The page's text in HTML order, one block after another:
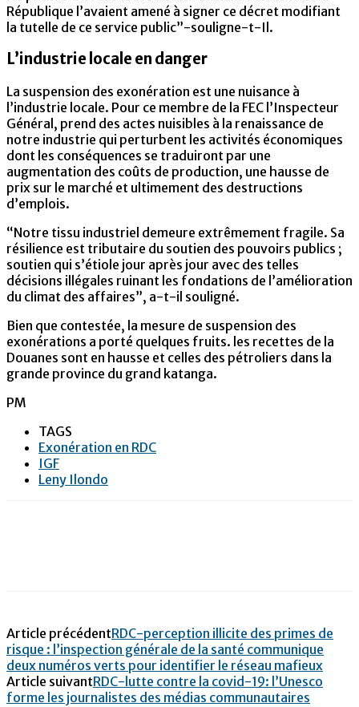
République l’avaient amené à signer ce décret modifiant
la tutelle de ce service public”-souligne-t-Il.
L’industrie locale en danger
La suspension des exonération est une nuisance à
l’industrie locale. Pour ce membre de la FEC l’Inspecteur
Général, prend des actes nuisibles à la renaissance de
notre industrie qui perturbent les activités économiques
dont les conséquences se traduiront par une
augmentation des coûts de production, une hausse de
prix sur le marché et ultimement des destructions
d’emplois.
“Notre tissu industriel demeure extrêmement fragile. Sa
résilience est tributaire du soutien des pouvoirs publics ;
soutien qui s’étiole jour après jour avec des telles
décisions illégales ruinant les fondations de l’amélioration
du climat des affaires”, a-t-il souligné.
Bien que contestée, la mesure de suspension des
exonérations a porté quelques fruits. les recettes de la
Douanes sont en hausse et celles des pétroliers dans la
grande province du grand katanga.
PM
TAGS
Exonération en RDC
IGF
Leny Ilondo
Article précédentRDC-perception illicite des primes de
risque : l’inspection générale de la santé communique
deux numéros verts pour identifier le réseau mafieux
Article suivantRDC-lutte contre la covid-19: l’Unesco
forme les journalistes des médias communautaires